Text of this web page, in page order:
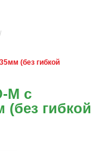
/
(без гибкой
М с
(без гибкой